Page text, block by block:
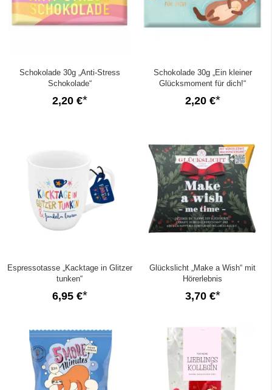
Schokolade 30g „Anti-Stress
Schokolade“
2,20 €
Schokolade 30g „Ein kleiner
Glücksmoment für dich!“
2,20 €
Espressotasse „Kacktage in Glitzer
tunken“
6,95 €
Glückslicht „Make a Wish“ mit
Hörerlebnis
3,70 €